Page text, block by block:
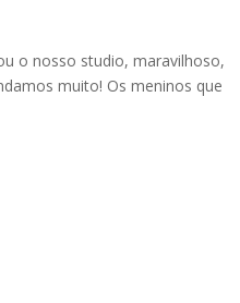
o nosso studio, maravilhoso,
muito! Os meninos que